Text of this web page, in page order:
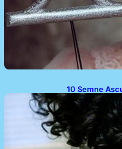
10 Semne
Trebuie să